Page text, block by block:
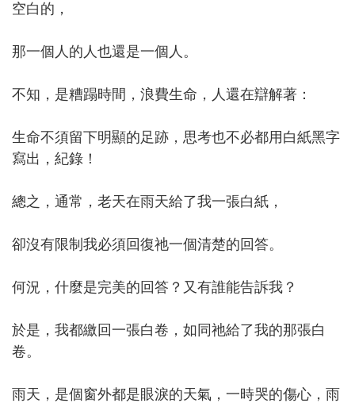
空白的，
那一個人的人也還是一個人。
不知，是糟蹋時間，浪費生命，人還在辯解著：
生命不須留下明顯的足跡，思考也不必都用白紙黑字
寫出，紀錄！
總之，通常，老天在雨天給了我一張白紙，
卻沒有限制我必須回復祂一個清楚的回答。
何況，什麼是完美的回答？又有誰能告訴我？
於是，我都繳回一張白卷，如同祂給了我的那張白
卷。
雨天，是個窗外都是眼淚的天氣，一時哭的傷心，雨